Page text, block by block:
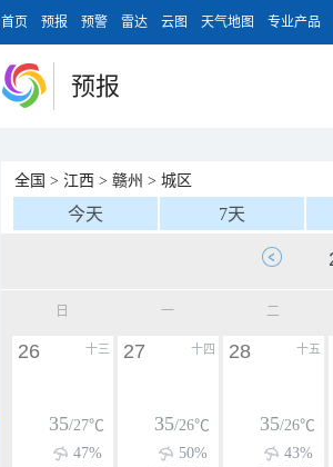
首页 预报 预警 雷达 云图 天气地图 专业产品
预报
全国 > 江西 > 赣州 > 城区
今天 7天
日 一 二
十三
26
35/27℃
47%
十四
27
35/26℃
50%
十五
28
35/26℃
43%